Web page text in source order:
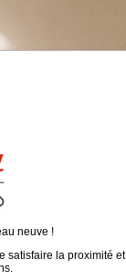
neuve !
satisfaire la proximité et